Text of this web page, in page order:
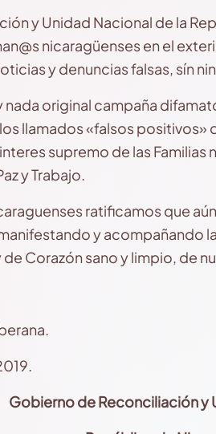
y Unidad Nacional de la
nicaragüenses en el
y denuncias falsas, sín
nada original campaña
llamados «falsos positivos»
supremo de las
y Trabajo.
ratificamos que
y acompañando
Corazón sano y limpio, de
Gobierno de Reconciliacióny